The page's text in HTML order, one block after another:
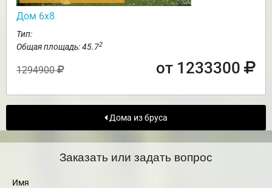
Дом 6х8
Тип:
Общая площадь: 45.72
1294900 от 1233300
Дома из бруса
Заказать или задать вопрос
Имя